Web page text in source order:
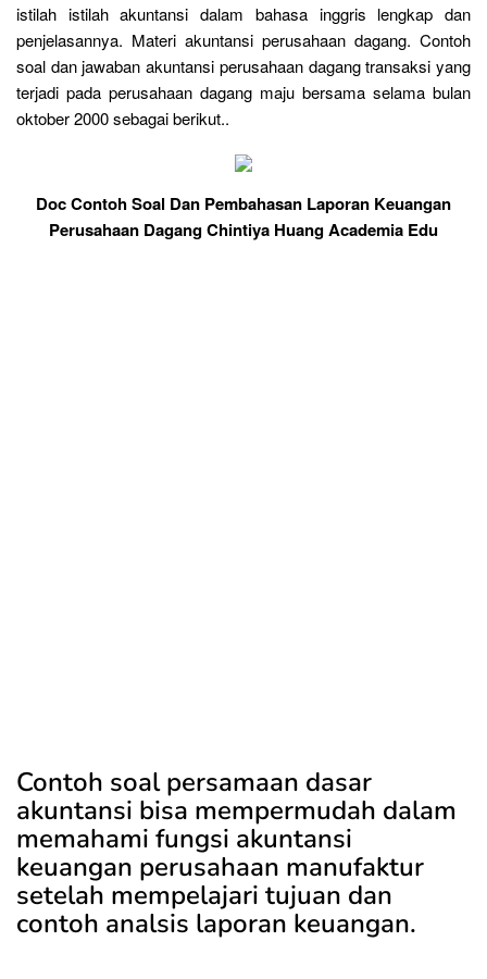
istilah istilah akuntansi dalam bahasa inggris lengkap dan
penjelasannya. Materi akuntansi perusahaan dagang. Contoh
soal dan jawaban akuntansi perusahaan dagang transaksi yang
terjadi pada perusahaan dagang maju bersama selama bulan
oktober 2000 sebagai berikut..
Doc Contoh Soal Dan Pembahasan Laporan Keuangan
Perusahaan Dagang Chintiya Huang Academia Edu
Contoh soal persamaan dasar
akuntansi bisa mempermudah dalam
memahami fungsi akuntansi
keuangan perusahaan manufaktur
setelah mempelajari tujuan dan
contoh analsis laporan keuangan.